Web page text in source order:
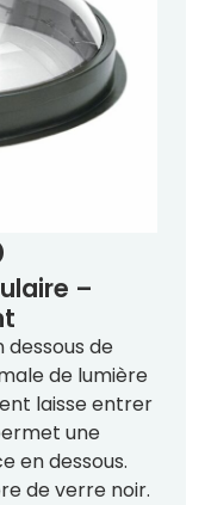
–
de
de lumière
laisse entrer
une
en dessous.
de verre noir.